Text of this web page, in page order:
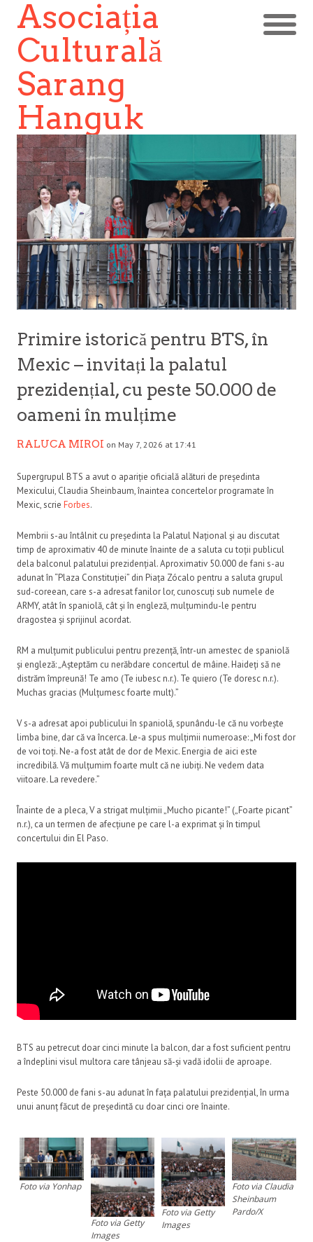
Asociația
Culturală
Sarang
Hanguk
Primire istorică pentru BTS, în
Mexic – invitați la palatul
prezidențial, cu peste 50.000 de
oameni în mulțime
RALUCA MIROI on May 7, 2026 at 17:41
Supergrupul BTS a avut o apariție oficială alături de președinta
Mexicului, Claudia Sheinbaum, înaintea concertelor programate în
Mexic, scrie Forbes.
Membrii s-au întâlnit cu președinta la Palatul Național și au discutat
timp de aproximativ 40 de minute înainte de a saluta cu toții publicul
dela balconul palatului prezidențial. Aproximativ 50.000 de fani s-au
adunat în “Plaza Constituției” din Piața Zócalo pentru a saluta grupul
sud-coreean, care s-a adresat fanilor lor, cunoscuți sub numele de
ARMY, atât în ​​spaniolă, cât și în engleză, mulțumindu-le pentru
dragostea și sprijinul acordat.
RM a mulțumit publicului pentru prezență, într-un amestec de spaniolă
și engleză: „Așteptăm cu nerăbdare concertul de mâine. Haideți să ne
distrăm împreună! Te amo (Te iubesc n.r.). Te quiero (Te doresc n.r.).
Muchas gracias (Mulțumesc foarte mult).”
V s-a adresat apoi publicului în spaniolă, spunându-le că nu vorbește
limba bine, dar că va încerca. Le-a spus mulțimii numeroase: „Mi fost dor
de voi toți. Ne-a fost atât de dor de Mexic. Energia de aici este
incredibilă. Vă mulțumim foarte mult că ne iubiți. Ne vedem data
viitoare. La revedere.”
Înainte de a pleca, V a strigat mulțimii „Mucho picante!” („Foarte picant”
n.r.), ca un termen de afecțiune pe care l-a exprimat și în timpul
concertului din El Paso.
BTS au petrecut doar cinci minute la balcon, dar a fost suficient pentru
a îndeplini visul multora care tânjeau să-și vadă idolii de aproape.
Peste 50.000 de fani s-au adunat în fața palatului prezidențial, în urma
unui anunț făcut de președintă cu doar cinci ore înainte.
Foto via Yonhap
Foto via Getty
Images
Foto via Getty
Images
Foto via Claudia
Sheinbaum
Pardo/X